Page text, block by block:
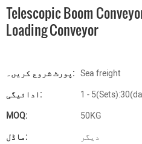
Telescopic Boom
Loading Conveyor
پورٹ شروع کریں۔: Sea freight
ادائیگی:
1 -
MOQ:
50KG
ماڈل:
دیگر